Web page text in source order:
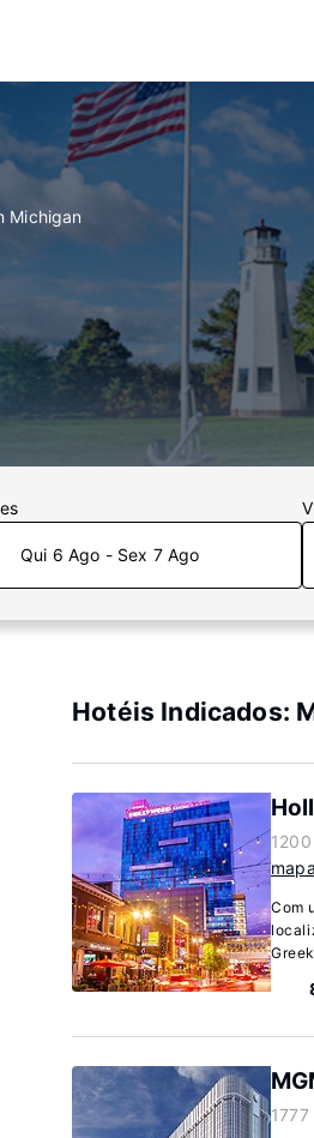
Michigan
Qui 6 Ago - Sex 7 Ago
Hotéis Indicados:
mapa
Com